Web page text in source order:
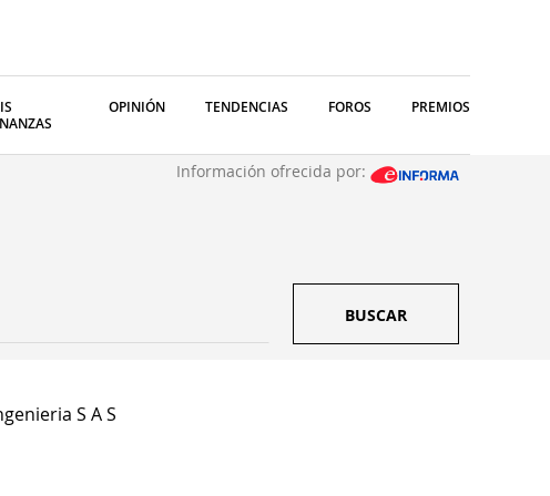
OPINIÓN TENDENCIAS FOROS PREMIOS
Información ofrecida por:
BUSCAR
S A S